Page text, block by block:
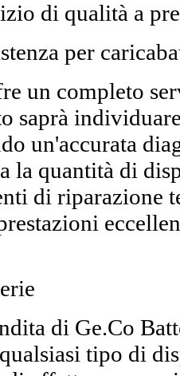
di qualità a
per
un completo
saprà
un'accurata
la quantità di
di
di Ge.Co
tipo di